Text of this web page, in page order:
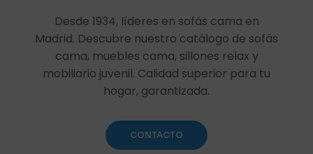
Desde 1934, líderes en sofás cama en
Madrid. Descubre nuestro catálogo de sofás
cama, muebles cama, sillones relax y
mobiliario juvenil. Calidad superior para tu
hogar, garantizada.
CONTACTO